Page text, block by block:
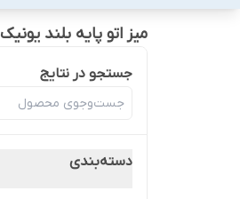
میز اتو پایه بلند یونیک
جستجو در نتایج
دسته‌بندی